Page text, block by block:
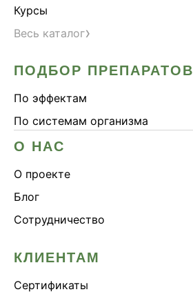
Курсы
Весь каталог›
ПОДБОР ПРЕПАРАТОВ
По эффектам
По системам организма
О НАС
О проекте
Блог
Сотрудничество
КЛИЕНТАМ
Сертификаты